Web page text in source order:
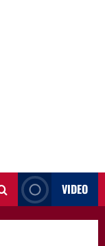
VIDEO